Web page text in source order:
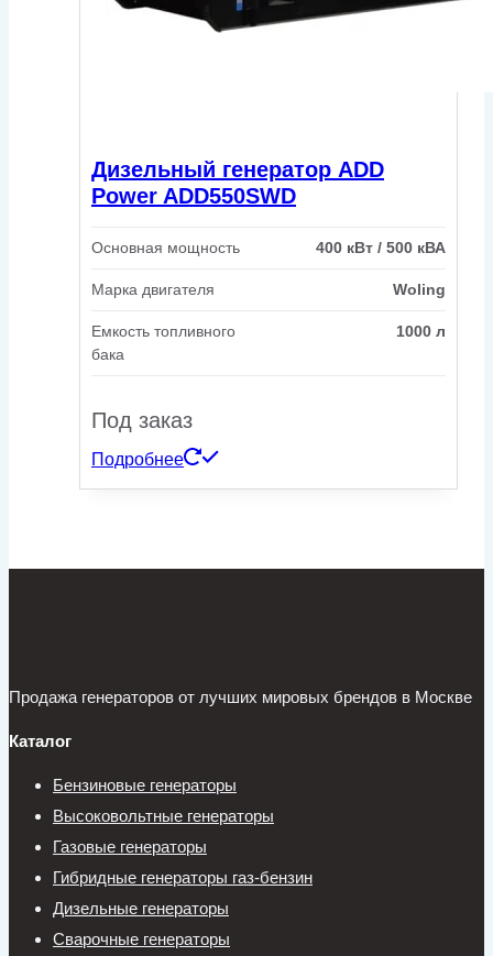
Дизельный генератор ADD
Power ADD550SWD
Основная мощность 400 кВт / 500 кВА
Марка двигателя Woling
Емкость топливного
бака
1000 л
Под заказ
Подробнее
Продажа генераторов от лучших мировых брендов в Москве
Каталог
Бензиновые генераторы
Высоковольтные генераторы
Газовые генераторы
Гибридные генераторы газ-бензин
Дизельные генераторы
Сварочные генераторы